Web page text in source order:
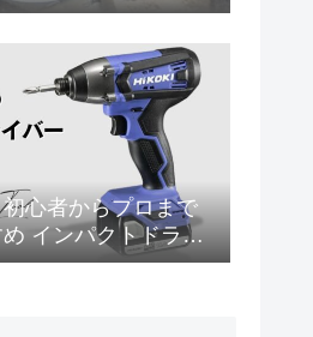
心者からプロまで
インパクトドライ